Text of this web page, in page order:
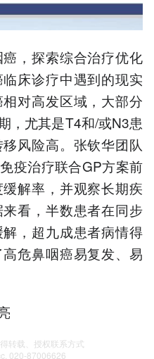
，探索综合治疗优化
床诊疗中遇到的现实
对高发区域，大部分
，尤其是T4和/或N3患
风险高。张钦华团队
疫治疗联合GP方案前
解率，并观察长期疾
看，半数患者在同步
，超九成患者病情得
危鼻咽癌易复发、易
转载、授权联系方式
020-87006626